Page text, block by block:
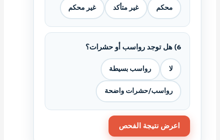
محكم غير متأكد غير محكم
6) هل توجد رواسب أو حشرات؟
لا رواسب بسيطة
رواسب/حشرات واضحة
اعرض نتيجة الفحص